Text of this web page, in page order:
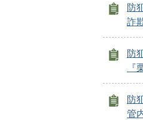
防
詐
防
『
防
管